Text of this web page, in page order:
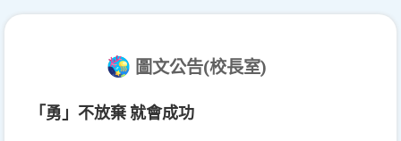
圖文公告(校長室)
「勇」不放棄 就會成功